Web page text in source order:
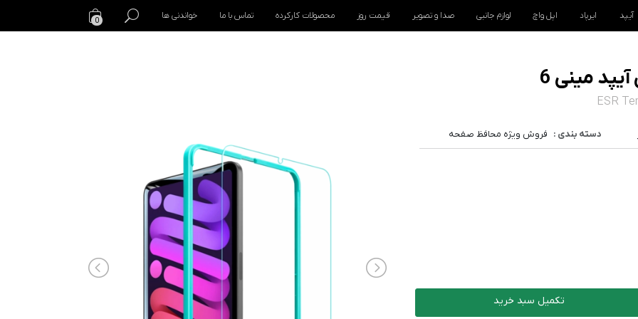
آیپد ایرپاد اپل واچ لوازم جانبی صدا و تصویر قیمت روز محصولات کارکرده تماس با ما خواندنی ها 0
مینی 6
ESR
دسته بندی : فروش ویژه محافظ صفحه
تکمیل سبد خرید